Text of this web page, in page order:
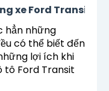
xe Ford Transit
hẳn những
có thể biết đến
lợi ích khi
tô Ford Transit